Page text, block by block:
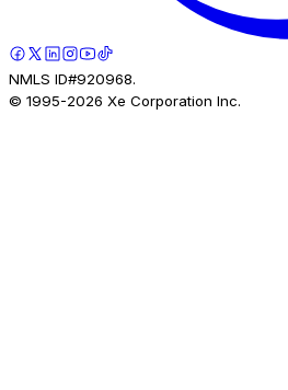
NMLS ID#920968.
© 1995-2026 Xe Corporation Inc.